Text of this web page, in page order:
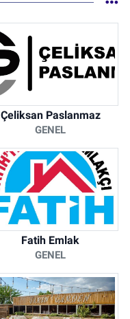
Çeliksan Paslanmaz
GENEL
Fatih Emlak
GENEL